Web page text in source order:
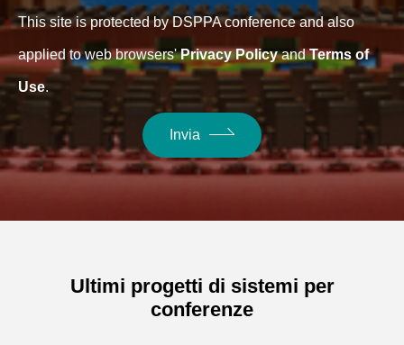
This site is protected by DSPPA conference and also
applied to web browsers'Privacy PolicyandTerms of
Use.
Invia
Ultimi progetti di sistemi per
conferenze